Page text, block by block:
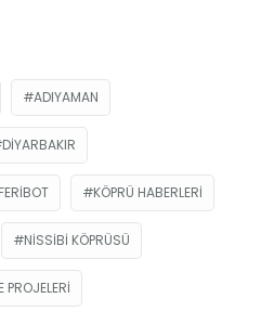
ADIYAMAN
DIYARBAKIR
FERIBOT KÖPRÜ HABERLERI
NISSIBI KÖPRÜSÜ
PROJELERI